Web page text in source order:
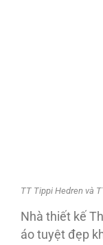
TT Tippi Hedren và
Nhà thiết kế
áo tuyệt đẹp